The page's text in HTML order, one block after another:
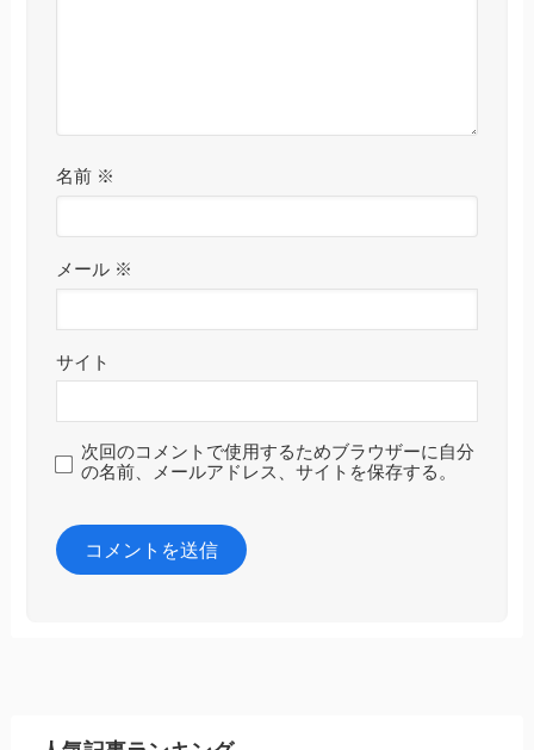
名前 ※
メール ※
サイト
次回のコメントで使用するためブラウザーに自分
の名前、メールアドレス、サイトを保存する。